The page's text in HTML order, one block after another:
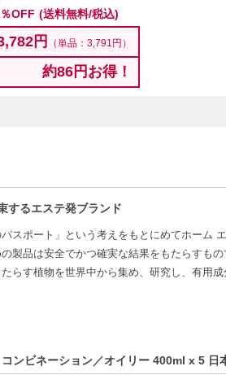
OFF (送料無料/税込)
円 （単品：3,791円）
約86円お得！
するエステ発ブランド
スポート」という考えをもとにめてホーム
製品は安全でかつ確実な結果をもたらすもの
らす植物を世界中から集め、研究し、有用成
ンビネーション／オイリー 400ml x 5 日